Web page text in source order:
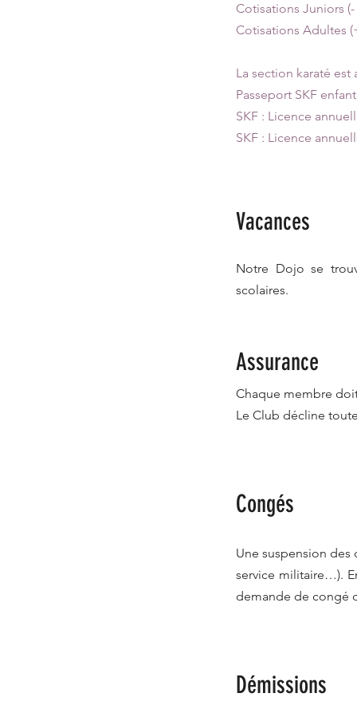
Cotisations
Cotisations
La section karaté est
Passeport
SKF :
SKF : Licence
Vacances
Notre Dojo se
scolaires.
Assurance
Chaque membre
Le Club décline
Congés
Une suspension des
service militaire…).
demande de congé
Démissions